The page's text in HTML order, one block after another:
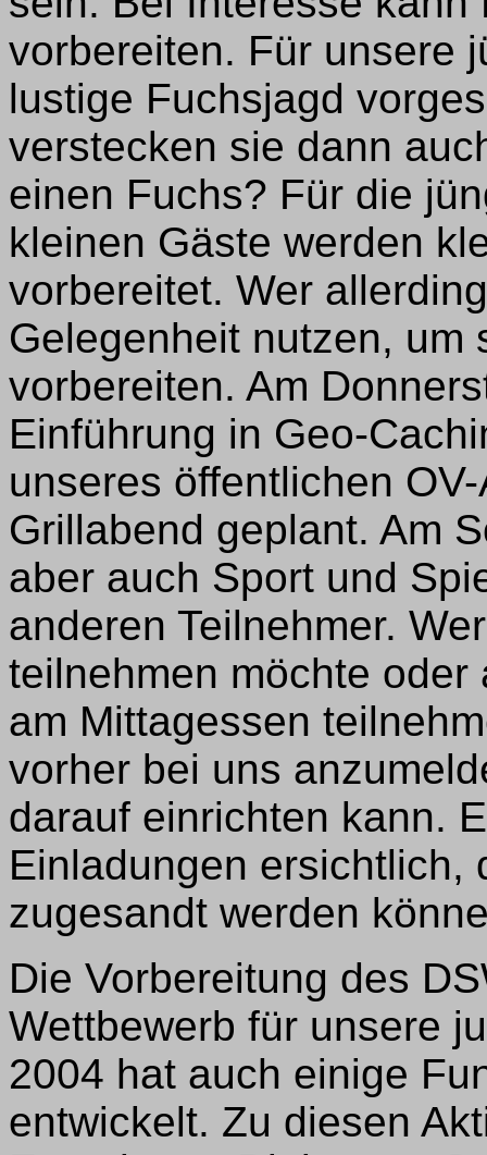
vorbereiten. Für unsere
lustige Fuchsjagd
verstecken sie dann
einen Fuchs? Für die
kleinen Gäste werden
vorbereitet. Wer
Gelegenheit nutzen, um
vorbereiten. Am
Einführung in Geo-
unseres öffentlichen
Grillabend geplant. Am
aber auch Sport und
anderen Teilnehmer.
teilnehmen möchte oder
am Mittagessen
vorher bei uns
darauf einrichten kann.
Einladungen ersichtlich,
zugesandt werden
Die Vorbereitung des
Wettbewerb für unsere
2004 hat auch einige
entwickelt. Zu diesen